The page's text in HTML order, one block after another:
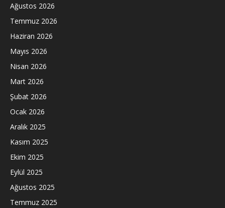
Ağustos 2026
Temmuz 2026
Haziran 2026
Mayıs 2026
Nisan 2026
Mart 2026
Şubat 2026
Ocak 2026
Aralık 2025
Kasım 2025
Ekim 2025
Eylül 2025
Ağustos 2025
Temmuz 2025